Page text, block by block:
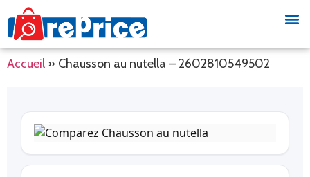
Accueil » Chausson au nutella – 2602810549502